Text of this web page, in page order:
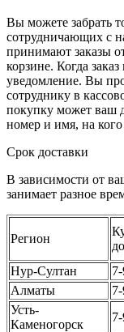
Вы можете забрать
сотрудничающих с
принимают заказы
корзине. Когда
уведомление. Вы
сотруднику в
покупку может ваш
номер и имя, на
Срок доставки
В зависимости от
занимает разное
Регион
Нур-Султан
Алматы
Усть-
Каменогорск